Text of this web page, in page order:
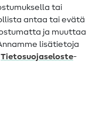
tai
antaa tai evätä
ja muuttaa
lisätietoja
Tietosuojaseloste-